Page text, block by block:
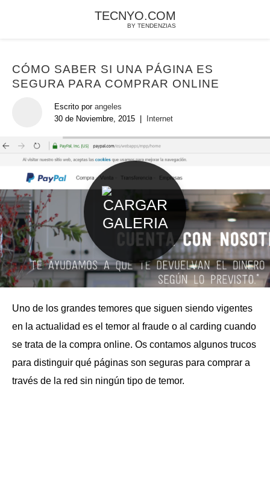
TECNYO.COM
BY TENDENZIAS
CÓMO SABER SI UNA PÁGINA ES
SEGURA PARA COMPRAR ONLINE
Escrito por angeles
30 de Noviembre, 2015 | Internet
Uno de los grandes temores que siguen siendo vigentes
en la actualidad es el temor al fraude o al carding cuando
se trata de la compra online. Os contamos algunos trucos
para distinguir qué páginas son seguras para comprar a
través de la red sin ningún tipo de temor.